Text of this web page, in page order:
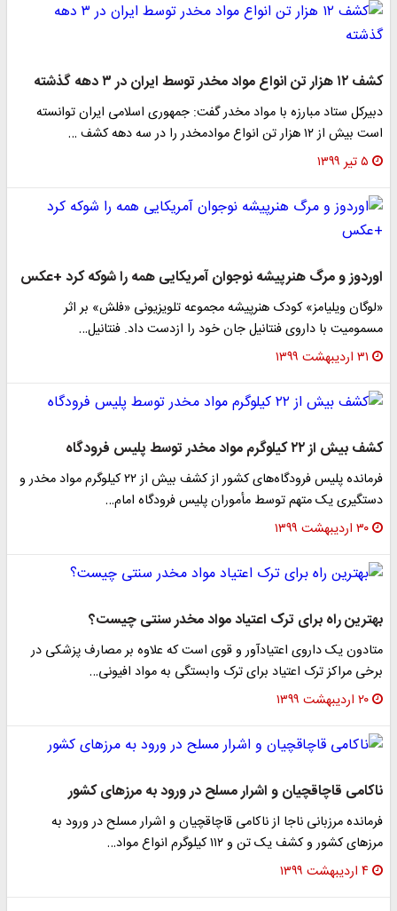
کشف ۱۲ هزار تن انواع مواد مخدر توسط ایران در ۳ دهه گذشته
دبیرکل ستاد مبارزه با مواد مخدر گفت: جمهوری اسلامی ایران توانسته
است بیش از ۱۲ هزار تن انواع موادمخدر را در سه دهه کشف …
۵ تیر ۱۳۹۹
اوردوز و مرگ هنرپیشه نوجوان آمریکایی همه را شوکه کرد +عکس
«لوگان ویلیامز» کودک هنرپیشه مجموعه تلویزیونی «فلش» بر اثر
مسمومیت با داروی فنتانیل جان خود را ازدست داد. فنتانیل…
۳۱ اردیبهشت ۱۳۹۹
کشف بیش از ۲۲ کیلوگرم مواد مخدر توسط پلیس فرودگاه
فرمانده پلیس فرودگاه‌های کشور از کشف بیش از ۲۲ کیلوگرم مواد مخدر و
دستگیری یک متهم توسط مأموران پلیس فرودگاه امام…
۳۰ اردیبهشت ۱۳۹۹
بهترین راه برای ترک اعتیاد مواد مخدر سنتی چیست؟
متادون یک داروی اعتیادآور و قوی است که علاوه بر مصارف پزشکی در
برخی مراکز ترک اعتیاد برای ترک وابستگی به مواد افیونی…
۲۰ اردیبهشت ۱۳۹۹
ناکامی قاچاقچیان و اشرار مسلح در ورود به مرز‌های کشور
فرمانده مرزبانی ناجا از ناکامی قاچاقچیان و اشرار مسلح در ورود به
مرز‌های کشور و کشف یک تن و ۱۱۲ کیلوگرم انواع مواد…
۴ اردیبهشت ۱۳۹۹